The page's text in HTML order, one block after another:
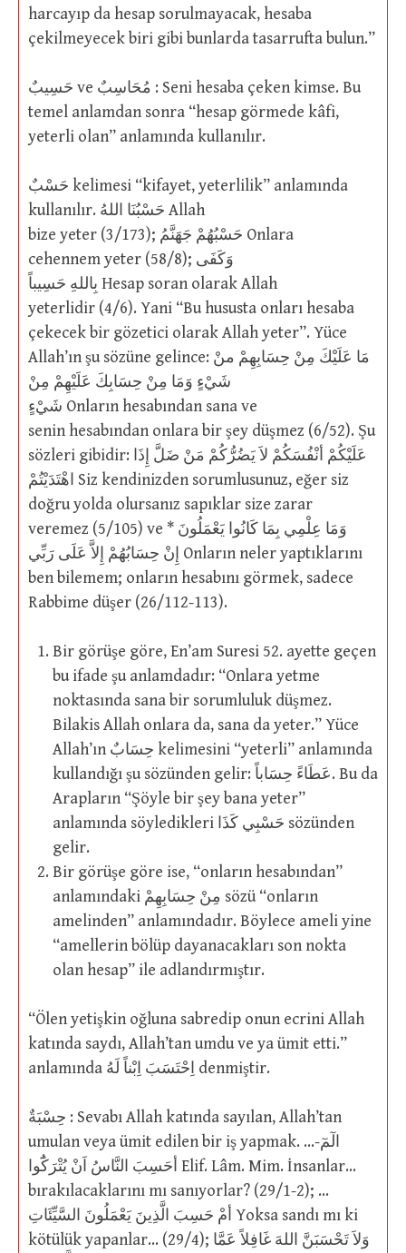
harcayıp da hesap sorulmayacak, hesaba
çekilmeyecek biri gibi bunlarda tasarrufta bulun.”
حَسِيبٌ ve مُحَاسِبٌ : Seni hesaba çeken kimse. Bu
temel anlamdan sonra “hesap görmede kâfi,
yeterli olan” anlamında kullanılır.
حَسْبٌ kelimesi “kifayet, yeterlilik” anlamında
kullanılır. حَسْبُنَا اللهُ Allah
bize yeter (3/173); حَسْبُهُمْ جَهَنَّمُ Onlara
cehennem yeter (58/8); وَكَفَى
بِاللهِ حَسِيباً Hesap soran olarak Allah
yeterlidir (4/6). Yani “Bu hususta onları hesaba
çekecek bir gözetici olarak Allah yeter”. Yüce
Allah’ın şu sözüne gelince: مَا عَلَيْكَ مِنْ حِسَابِهِمْ منْ
شَيْءٍ وَمَا مِنْ حِسَابِكَ عَلَيْهِمْ مِنْ
شَيْءٍ Onların hesabından sana ve
senin hesabından onlara bir şey düşmez (6/52). Şu
sözleri gibidir: عَلَيْكُمْ أنْفُسَكُمْ لاَ يَضُرُّكُمْ مَنْ ضَلَّ إِذَا
اهْتَدَيْتُمْ Siz kendinizden sorumlusunuz, eğer siz
doğru yolda olursanız sapıklar size zarar
veremez (5/105) ve وَمَا عِلْمِي بِمَا كَانُوا يَعْمَلُونَ *
إِنْ حِسَابُهُمْ إِلاَّ عَلَى رَبِّي Onların neler yaptıklarını
ben bilemem; onların hesabını görmek, sadece
Rabbime düşer (26/112-113).
Bir görüşe göre, En’am Suresi 52. ayette geçen
bu ifade şu anlamdadır: “Onlara yetme
noktasında sana bir sorumluluk düşmez.
Bilakis Allah onlara da, sana da yeter.” Yüce
Allah’ın حِسَابٌ kelimesini “yeterli” anlamında
kullandığı şu sözünden gelir: عَطَاءً حِسَاباً. Bu da
Arapların “Şöyle bir şey bana yeter”
anlamında söyledikleri حَسْبِي كَذَا sözünden
gelir.
Bir görüşe göre ise, “onların hesabından”
anlamındaki مِنْ حِسَابِهِمْ sözü “onların
amelinden” anlamındadır. Böylece ameli yine
“amellerin bölüp dayanacakları son nokta
olan hesap” ile adlandırmıştır.
“Ölen yetişkin oğluna sabredip onun ecrini Allah
katında saydı, Allah’tan umdu ve ya ümit etti.”
anlamında اِحْتَسَبَ اِبْناً لَهُ denmiştir.
حِسْبَةٌ : Sevabı Allah katında sayılan, Allah’tan
umulan veya ümit edilen bir iş yapmak. …الٓمٓ-
أحَسِبَ النَّاسُ اَنْ يُتْرَكُٓوا Elif. Lâm. Mim. İnsanlar…
bırakılacaklarını mı sanıyorlar? (29/1-2); …
أمْ حَسِبَ الَّذِينَ يَعْمَلُونَ السَّيِّئَاتِ Yoksa sandı mı ki
kötülük yapanlar… (29/4); وَلاَ تَحْسَبَنَّ اللهَ غَافِلاً عَمَّا